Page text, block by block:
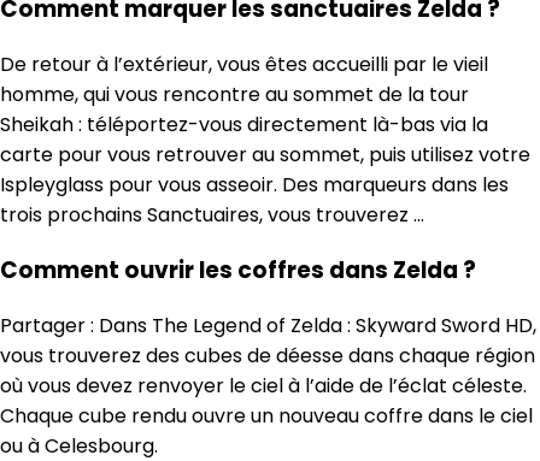
Comment marquer les sanctuaires Zelda ?
De retour à l’extérieur, vous êtes accueilli par le vieil
homme, qui vous rencontre au sommet de la tour
Sheikah : téléportez-vous directement là-bas via la
carte pour vous retrouver au sommet, puis utilisez votre
Ispleyglass pour vous asseoir. Des marqueurs dans les
trois prochains Sanctuaires, vous trouverez …
Comment ouvrir les coffres dans Zelda ?
Partager : Dans The Legend of Zelda : Skyward Sword HD,
vous trouverez des cubes de déesse dans chaque région
où vous devez renvoyer le ciel à l’aide de l’éclat céleste.
Chaque cube rendu ouvre un nouveau coffre dans le ciel
ou à Celesbourg.